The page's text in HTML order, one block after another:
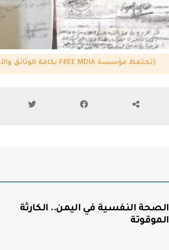
(تحتفظ مؤسسة FREE MDIA بكافة الوثائق والأحكام القضائية)
الصحة النفسية في اليمن.. الكارثة
الموقوتة